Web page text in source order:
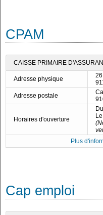
CPAM
CAISSE PRIMAIRE
Adresse physique
Adresse postale
Horaires d'ouverture
Plus
Cap emploi